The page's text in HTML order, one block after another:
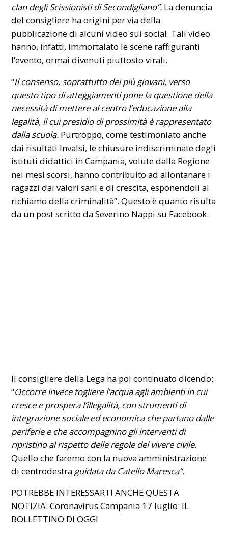
clan degli Scissionisti di Secondigliano”. La denuncia
del consigliere ha origini per via della
pubblicazione di alcuni video sui social. Tali video
hanno, infatti, immortalato le scene raffiguranti
l’evento, ormai divenuti piuttosto virali.
“Il consenso, soprattutto dei più giovani, verso
questo tipo di atteggiamenti pone la questione della
necessità di mettere al centro l’educazione alla
legalità, il cui presidio di prossimità è rappresentato
dalla scuola. Purtroppo, come testimoniato anche
dai risultati Invalsi, le chiusure indiscriminate degli
istituti didattici in Campania, volute dalla Regione
nei mesi scorsi, hanno contribuito ad allontanare i
ragazzi dai valori sani e di crescita, esponendoli al
richiamo della criminalità”. Questo è quanto risulta
da un post scritto da Severino Nappi su Facebook.
Il consigliere della Lega ha poi continuato dicendo:
“Occorre invece togliere l’acqua agli ambienti in cui
cresce e prospera l’illegalità, con strumenti di
integrazione sociale ed economica che partano dalle
periferie e che accompagnino gli interventi di
ripristino al rispetto delle regole del vivere civile.
Quello che faremo con la nuova amministrazione
di centrodestra guidata da Catello Maresca“.
POTREBBE INTERESSARTI ANCHE QUESTA
NOTIZIA:Coronavirus Campania 17 luglio: IL
BOLLETTINO DI OGGI